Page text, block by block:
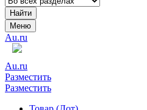
Найти
Меню
Au.ru
Au.ru
Разместить
Разместить